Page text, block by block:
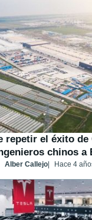
repetir el éxito de
chinos a
Alber Callejo Hace 4